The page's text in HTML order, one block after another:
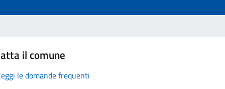
il comune
le domande frequenti